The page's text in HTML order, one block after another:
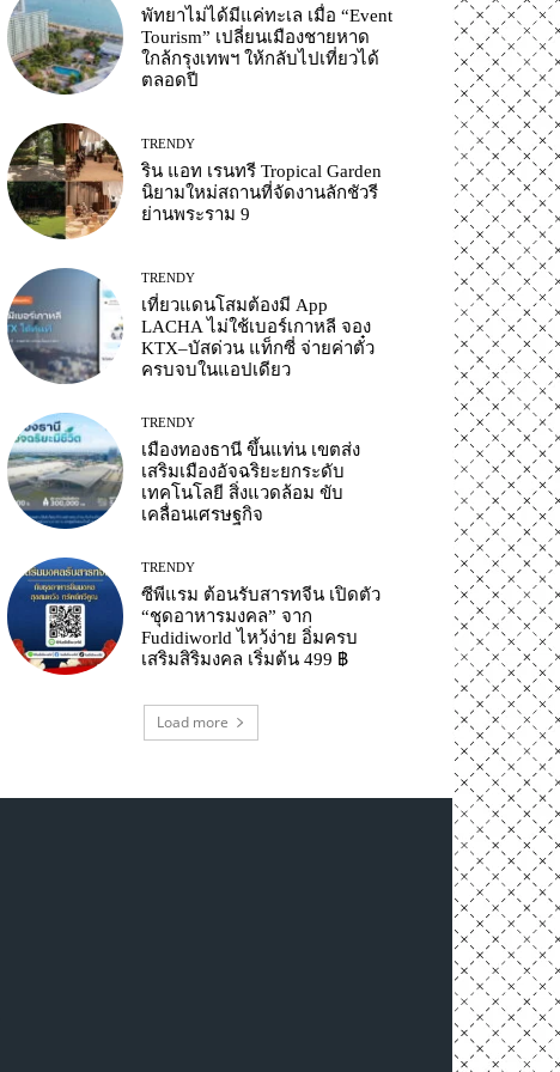
พัทยาไม่ได้มีแค่ทะเล เมื่อ “Event
Tourism” เปลี่ยนเมืองชายหาด
ใกล้กรุงเทพฯ ให้กลับไปเที่ยวได้
ตลอดปี
TRENDY
ริน แอท เรนทรี Tropical Garden
นิยามใหม่สถานที่จัดงานลักชัวรี
ย่านพระราม 9
TRENDY
เที่ยวแดนโสมต้องมี App
LACHA ไม่ใช้เบอร์เกาหลี จอง
KTX–บัสด่วน แท็กซี่ จ่ายค่าตั๋ว
ครบจบในแอปเดียว
TRENDY
เมืองทองธานี ขึ้นแท่น เขตส่ง
เสริมเมืองอัจฉริยะยกระดับ
เทคโนโลยี สิ่งแวดล้อม ขับ
เคลื่อนเศรษฐกิจ
TRENDY
ซีพีแรม ต้อนรับสารทจีน เปิดตัว
“ชุดอาหารมงคล” จาก
Fudidiworld ไหว้ง่าย อิ่มครบ
เสริมสิริมงคล เริ่มต้น 499 ฿
Load more